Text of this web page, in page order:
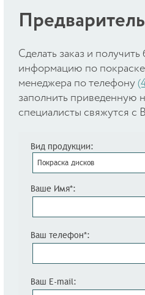
Cделать заказ и
информацию по
менеджера по телефону
заполнить приведенную
специалисты свяжутся с
Вид продукции:
Покраска дисков
Ваше Имя*:
Ваш телефон*:
Ваш E-mail: